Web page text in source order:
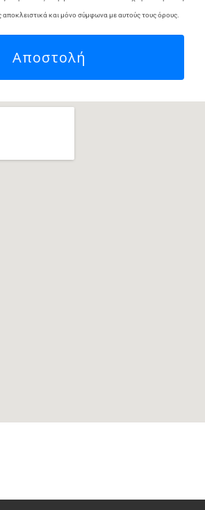
και μόνο σύμφωνα με αυτούς τους όρους.